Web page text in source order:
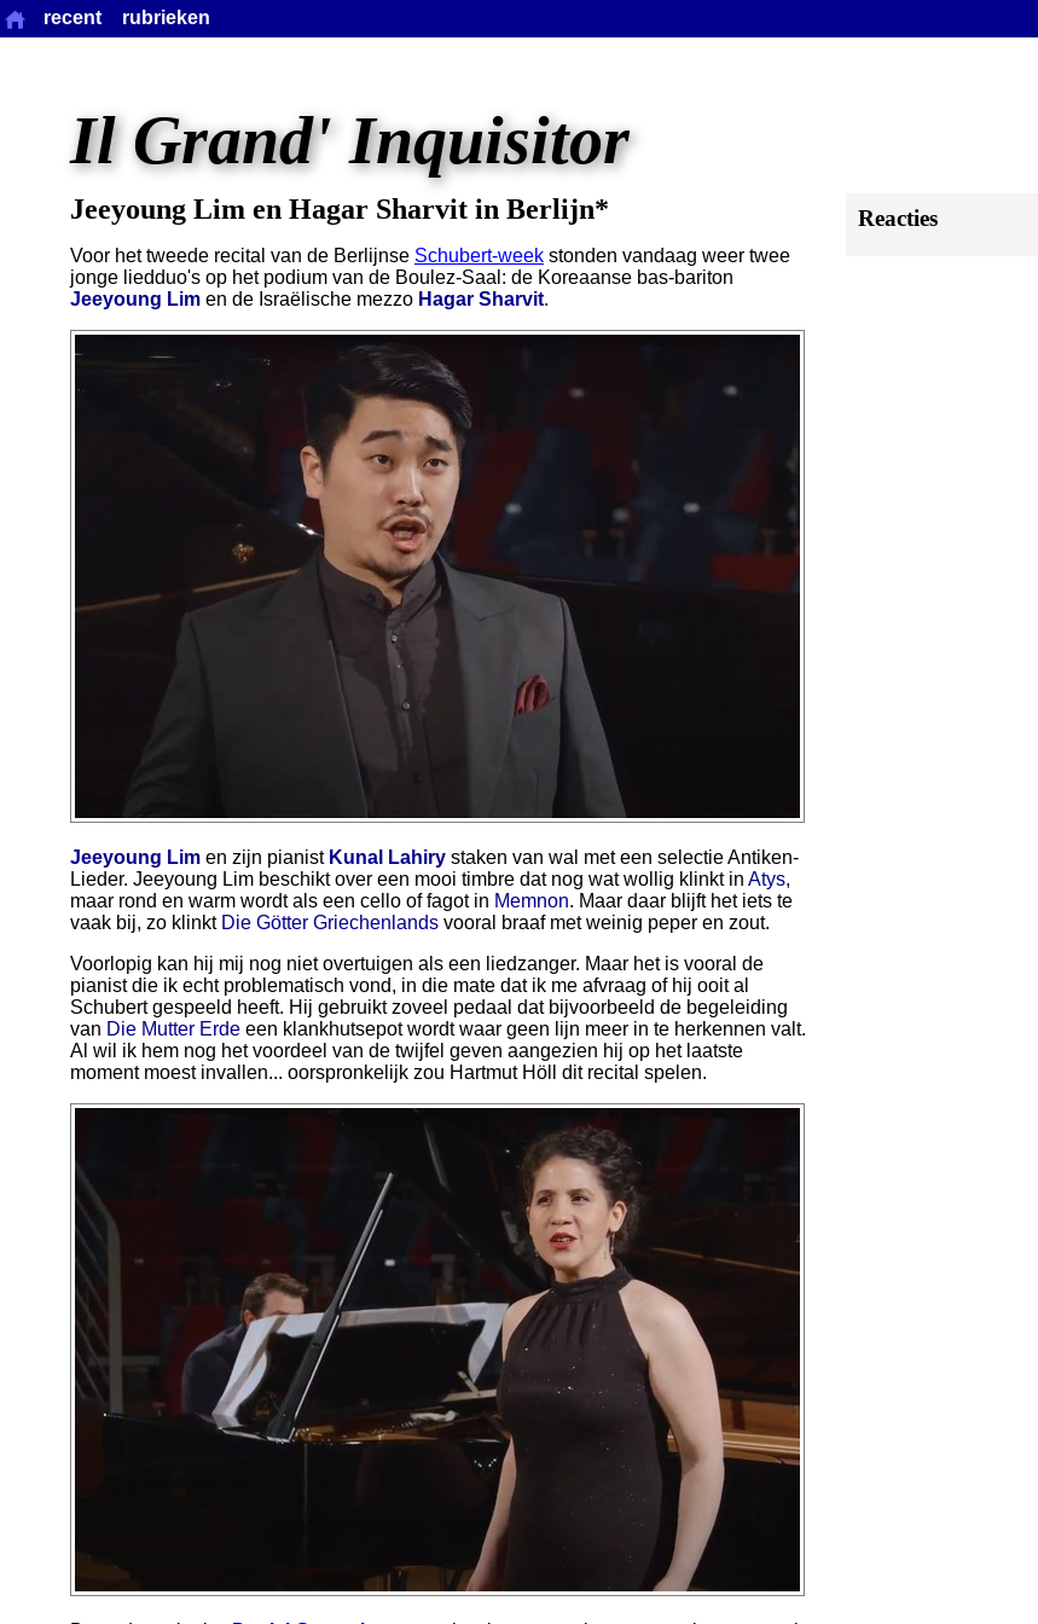
Il Grand' Inquisitor
Jeeyoung Lim en Hagar Sharvit in Berlijn*
Voor het tweede recital van de Berlijnse Schubert-week stonden vandaag weer twee
jonge liedduo's op het podium van de Boulez-Saal: de Koreaanse bas-bariton
Jeeyoung Lim en de Israëlische mezzo Hagar Sharvit.
Jeeyoung Lim en zijn pianist Kunal Lahiry staken van wal met een selectie Antiken-
Lieder. Jeeyoung Lim beschikt over een mooi timbre dat nog wat wollig klinkt in Atys,
maar rond en warm wordt als een cello of fagot in Memnon. Maar daar blijft het iets te
vaak bij, zo klinkt Die Götter Griechenlands vooral braaf met weinig peper en zout.
Voorlopig kan hij mij nog niet overtuigen als een liedzanger. Maar het is vooral de
pianist die ik echt problematisch vond, in die mate dat ik me afvraag of hij ooit al
Schubert gespeeld heeft. Hij gebruikt zoveel pedaal dat bijvoorbeeld de begeleiding
van Die Mutter Erde een klankhutsepot wordt waar geen lijn meer in te herkennen valt.
Al wil ik hem nog het voordeel van de twijfel geven aangezien hij op het laatste
moment moest invallen... oorspronkelijk zou Hartmut Höll dit recital spelen.
Reacties
recent rubrieken